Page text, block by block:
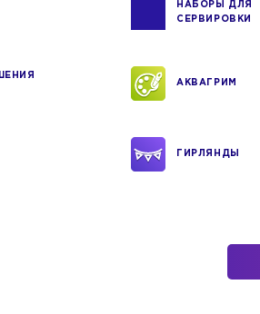
НАБОРЫ ДЛЯ
СЕРВИРОВКИ
АКВАГРИМ
ГИРЛЯНДЫ